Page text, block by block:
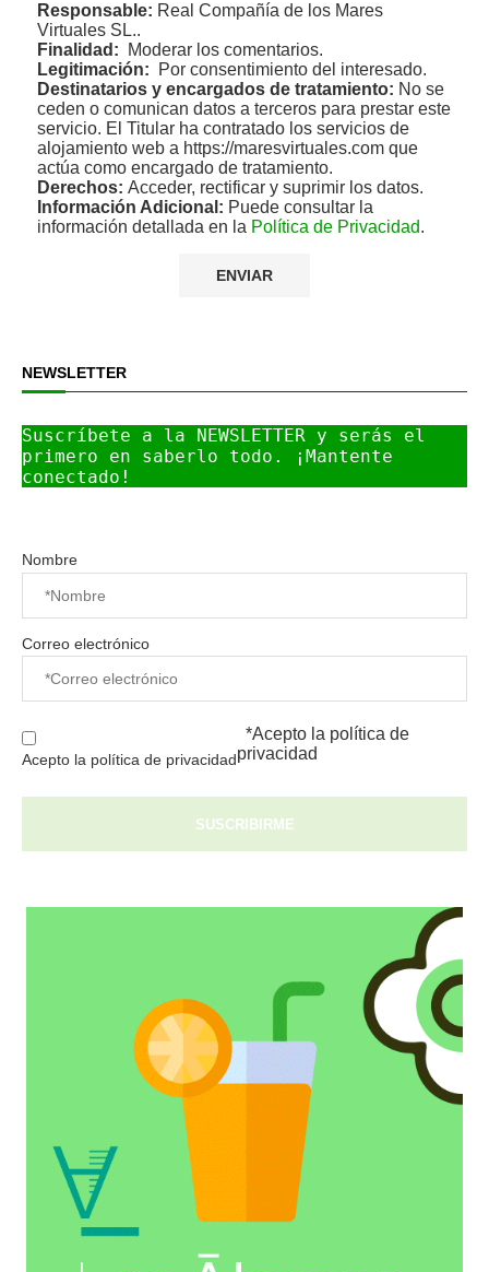
Responsable: Real Compañía de los Mares
Virtuales SL..
Finalidad: Moderar los comentarios.
Legitimación: Por consentimiento del interesado.
Destinatarios y encargados de tratamiento: No se
ceden o comunican datos a terceros para prestar este
servicio. El Titular ha contratado los servicios de
alojamiento web a https://maresvirtuales.com que
actúa como encargado de tratamiento.
Derechos: Acceder, rectificar y suprimir los datos.
Información Adicional: Puede consultar la
información detallada en la Política de Privacidad.
NEWSLETTER
Suscríbete a la NEWSLETTER y serás el
primero en saberlo todo. ¡Mantente
conectado!
Nombre
Correo electrónico
Acepto la política de privacidad
*Acepto la política de
privacidad